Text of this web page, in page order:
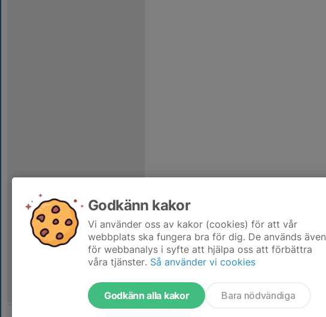
Godkänn kakor
Vi använder oss av kakor (cookies) för att vår
webbplats ska fungera bra för dig. De används även
för webbanalys i syfte att hjälpa oss att förbättra
våra tjänster. Så använder vi cookies
Godkänn alla kakor Bara nödvändiga